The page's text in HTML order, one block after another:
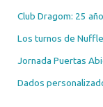
Club Dragom: 25
Los turnos de Nuffle
Jornada Puertas
Dados